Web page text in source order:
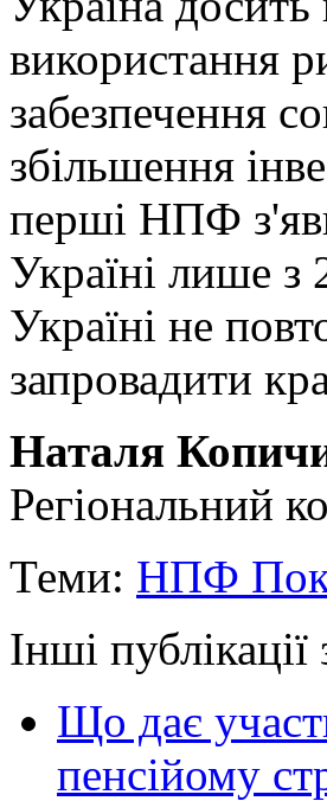
використання
забезпечення
збільшення
перші НПФ
Україні лише з
Україні не
запровадити
Наталя
Регіональний
Теми: НПФ
Інші
Що дає
пенсійому